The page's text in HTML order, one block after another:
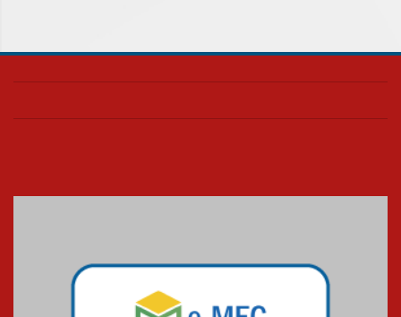
realizará nova edição da Feira
04.08.2026